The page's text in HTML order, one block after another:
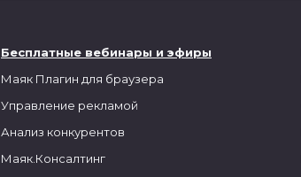
Бесплатные вебинары и эфиры
Маяк Плагин для браузера
Управление рекламой
Анализ конкурентов
Маяк.Консалтинг